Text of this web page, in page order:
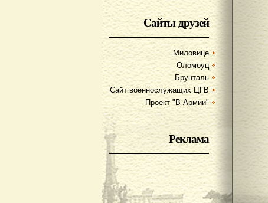
Сайты друзей
Миловице
Оломоуц
Брунталь
Сайт военнослужащих ЦГВ
Проект "В Армии"
Реклама